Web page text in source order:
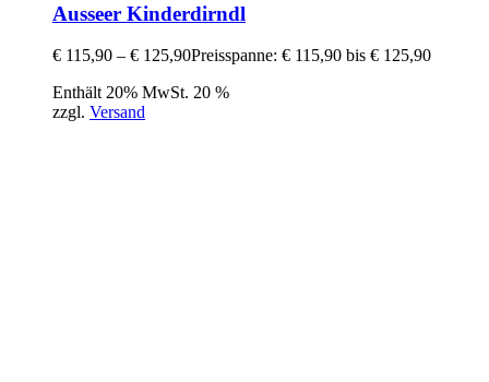
Ausseer Kinderdirndl
€ 115,90 – € 125,90Preisspanne: € 115,90 bis € 125,90
Enthält 20% MwSt. 20 %
zzgl. Versand